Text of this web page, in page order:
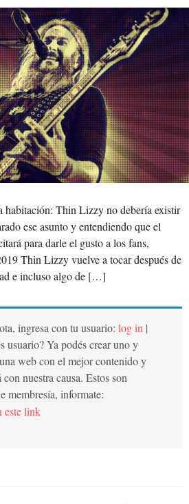
habitación: Thin Lizzy no debería existir
ese asunto y entendiendo que el
para darle el gusto a los fans,
Thin Lizzy vuelve a tocar después de
e incluso algo de […]
ingresa con tu usuario: log in |
usuario? Ya podés crear uno y
web con el mejor contenido y
nuestra causa. Estos son
membresía, informate:
este link